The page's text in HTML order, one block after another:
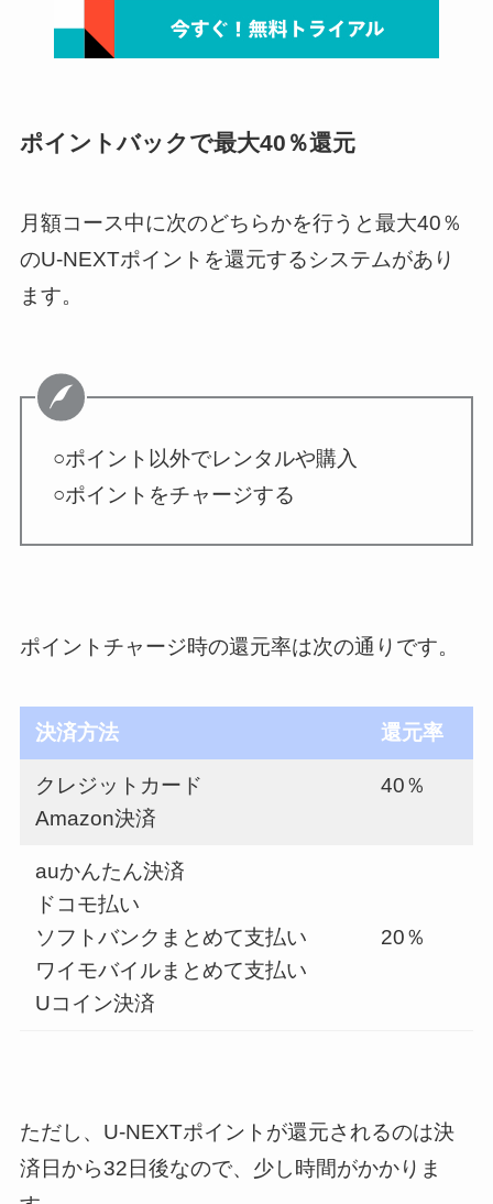
ポイントバックで最大40％還元
月額コース中に次のどちらかを行うと最大40％
のU-NEXTポイントを還元するシステムがあり
ます。
○ポイント以外でレンタルや購入
○ポイントをチャージする
ポイントチャージ時の還元率は次の通りです。
決済方法 還元率
クレジットカード
Amazon決済
40％
auかんたん決済
ドコモ払い
ソフトバンクまとめて支払い
ワイモバイルまとめて支払い
Uコイン決済
20％
ただし、U-NEXTポイントが還元されるのは決
済日から32日後なので、少し時間がかかりま